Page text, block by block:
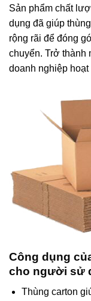
Sản phẩm chất
dụng đã giúp
rộng rãi để đóng
chuyển. Trở thành
doanh nghiệp
Công dụng
cho người sử
Thùng carton